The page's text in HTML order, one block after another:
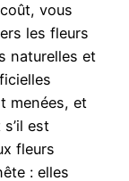
vous
les fleurs
naturelles et
menées, et
est
fleurs
: elles